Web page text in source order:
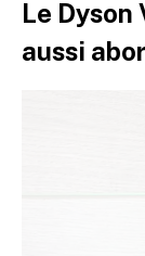
Le Dyson
aussi